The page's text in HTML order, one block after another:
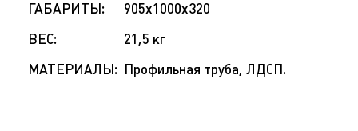
ГАБАРИТЫ:
905x1000x320
ВЕС:
21,5 кг
МАТЕРИАЛЫ: Профильная труба, ЛДСП.